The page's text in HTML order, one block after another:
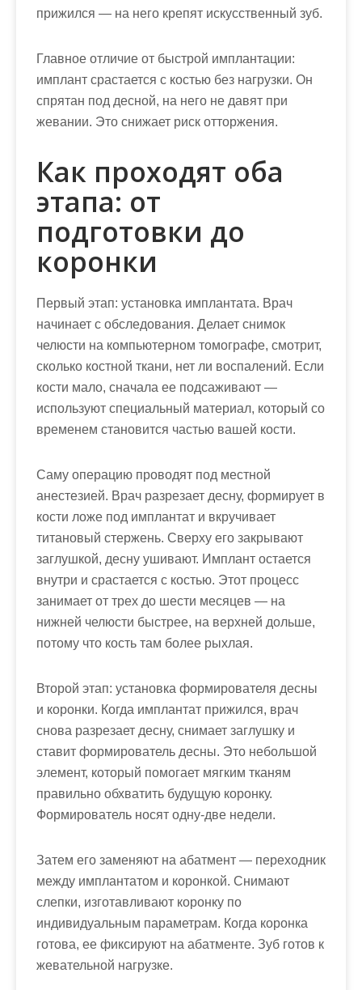
прижился — на него крепят искусственный зуб.
Главное отличие от быстрой имплантации:
имплант срастается с костью без нагрузки. Он
спрятан под десной, на него не давят при
жевании. Это снижает риск отторжения.
Как проходят оба
этапа: от
подготовки до
коронки
Первый этап: установка имплантата. Врач
начинает с обследования. Делает снимок
челюсти на компьютерном томографе, смотрит,
сколько костной ткани, нет ли воспалений. Если
кости мало, сначала ее подсаживают —
используют специальный материал, который со
временем становится частью вашей кости.
Саму операцию проводят под местной
анестезией. Врач разрезает десну, формирует в
кости ложе под имплантат и вкручивает
титановый стержень. Сверху его закрывают
заглушкой, десну ушивают. Имплант остается
внутри и срастается с костью. Этот процесс
занимает от трех до шести месяцев — на
нижней челюсти быстрее, на верхней дольше,
потому что кость там более рыхлая.
Второй этап: установка формирователя десны
и коронки. Когда имплантат прижился, врач
снова разрезает десну, снимает заглушку и
ставит формирователь десны. Это небольшой
элемент, который помогает мягким тканям
правильно обхватить будущую коронку.
Формирователь носят одну-две недели.
Затем его заменяют на абатмент — переходник
между имплантатом и коронкой. Снимают
слепки, изготавливают коронку по
индивидуальным параметрам. Когда коронка
готова, ее фиксируют на абатменте. Зуб готов к
жевательной нагрузке.